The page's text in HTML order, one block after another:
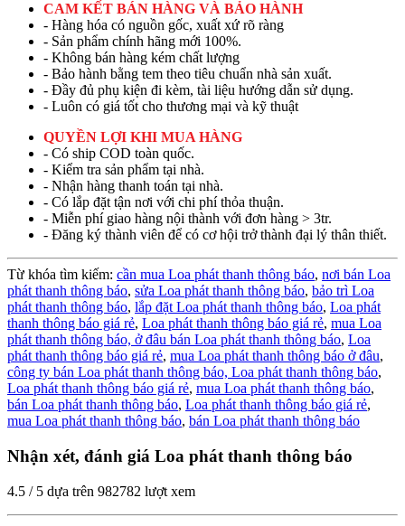
CAM KẾT BÁN HÀNG VÀ BẢO HÀNH
- Hàng hóa có nguồn gốc, xuất xứ rõ ràng
- Sản phẩm chính hãng mới 100%.
- Không bán hàng kém chất lượng
- Bảo hành bằng tem theo tiêu chuẩn nhà sản xuất.
- Đầy đủ phụ kiện đi kèm, tài liệu hướng dẫn sử dụng.
- Luôn có giá tốt cho thương mại và kỹ thuật
QUYỀN LỢI KHI MUA HÀNG
- Có ship COD toàn quốc.
- Kiểm tra sản phẩm tại nhà.
- Nhận hàng thanh toán tại nhà.
- Có lắp đặt tận nơi với chi phí thỏa thuận.
- Miễn phí giao hàng nội thành với đơn hàng > 3tr.
- Đăng ký thành viên để có cơ hội trở thành đại lý thân thiết.
Từ khóa tìm kiếm: cần mua Loa phát thanh thông báo, nơi bán Loa
phát thanh thông báo, sửa Loa phát thanh thông báo, bảo trì Loa
phát thanh thông báo, lắp đặt Loa phát thanh thông báo, Loa phát
thanh thông báo giá rẻ, Loa phát thanh thông báo giá rẻ, mua Loa
phát thanh thông báo, ở đâu bán Loa phát thanh thông báo, Loa
phát thanh thông báo giá rẻ, mua Loa phát thanh thông báo ở đâu,
công ty bán Loa phát thanh thông báo, Loa phát thanh thông báo,
Loa phát thanh thông báo giá rẻ, mua Loa phát thanh thông báo,
bán Loa phát thanh thông báo, Loa phát thanh thông báo giá rẻ,
mua Loa phát thanh thông báo, bán Loa phát thanh thông báo
Nhận xét, đánh giá Loa phát thanh thông báo
4.5 / 5 dựa trên 982782 lượt xem